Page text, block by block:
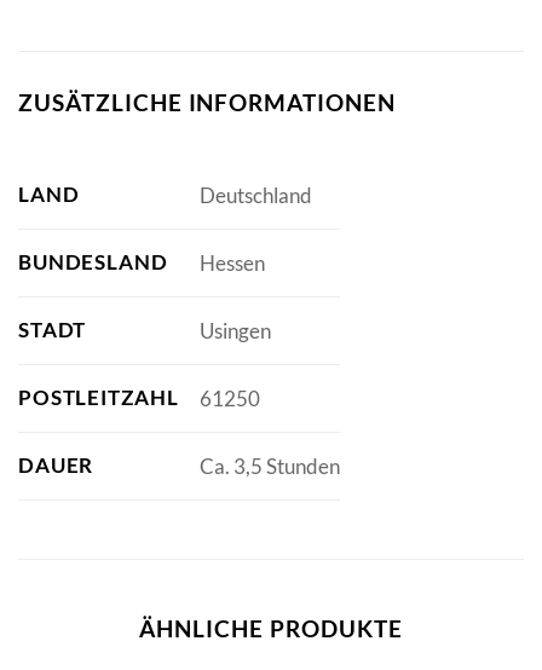
ZUSÄTZLICHE INFORMATIONEN
LAND Deutschland
BUNDESLAND Hessen
STADT Usingen
POSTLEITZAHL 61250
DAUER Ca. 3,5 Stunden
ÄHNLICHE PRODUKTE